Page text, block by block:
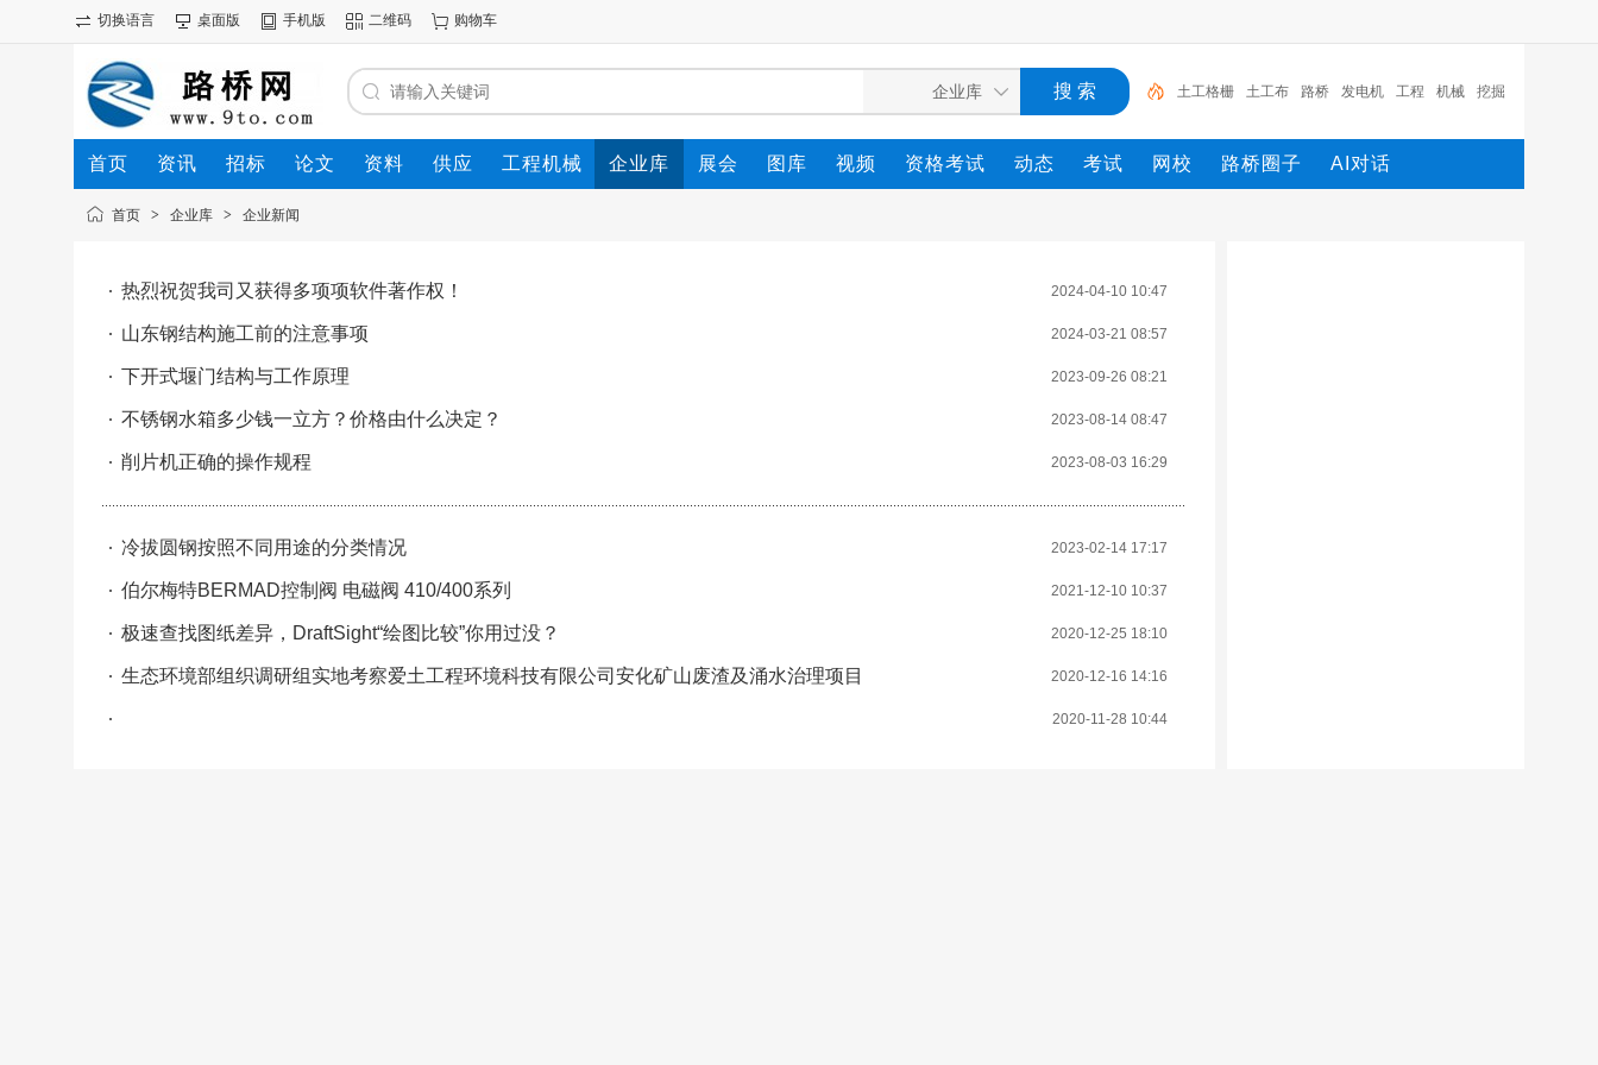
切换语言 桌面版 手机版 二维码 购物车
土工格栅 土工布 路桥 发电机 工程 机械 挖掘
机 蓄排水板 千斤顶 试验箱
首页 资讯 招标 论文 资料 供应 工程机械 企业库 展会 图库 视频 资格考试 动态 考试 网校 路桥圈子 AI对话
首页 > 企业库 > 企业新闻
2024-04-10 10:47
热烈祝贺我司又获得多项项软件著作权！
2024-03-21 08:57
山东钢结构施工前的注意事项
2023-09-26 08:21
下开式堰门结构与工作原理
2023-08-14 08:47
不锈钢水箱多少钱一立方？价格由什么决定？
2023-08-03 16:29
削片机正确的操作规程
2023-02-14 17:17
冷拔圆钢按照不同用途的分类情况
2021-12-10 10:37
伯尔梅特BERMAD控制阀 电磁阀 410/400系列
2020-12-25 18:10
极速查找图纸差异，DraftSight“绘图比较”你用过没？
2020-12-16 14:16
生态环境部组织调研组实地考察爱土工程环境科技有限公司安化矿山废渣及涌水治理项目
2020-11-28 10:44